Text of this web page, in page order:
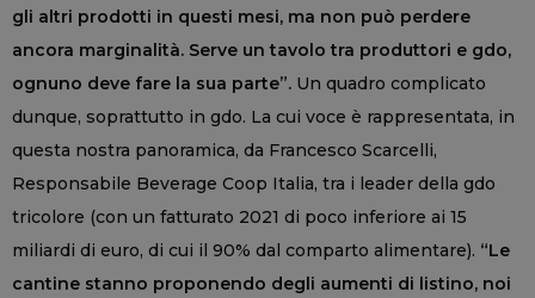
gli altri prodotti in questi mesi, ma non può perdere
ancora marginalità. Serve un tavolo tra produttori e gdo,
ognuno deve fare la sua parte”. Un quadro complicato
dunque, soprattutto in gdo. La cui voce è rappresentata, in
questa nostra panoramica, da Francesco Scarcelli,
Responsabile Beverage Coop Italia, tra i leader della gdo
tricolore (con un fatturato 2021 di poco inferiore ai 15
miliardi di euro, di cui il 90% dal comparto alimentare). “Le
cantine stanno proponendo degli aumenti di listino, noi